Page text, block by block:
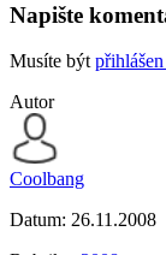
Napište
Musíte být přihlášen
Autor
Coolbang
Datum: 26.11.2008